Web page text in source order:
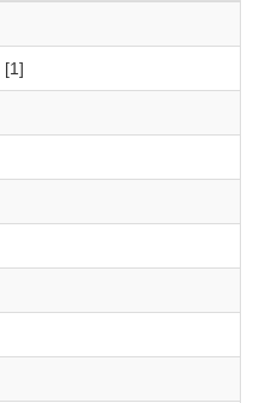
[1]